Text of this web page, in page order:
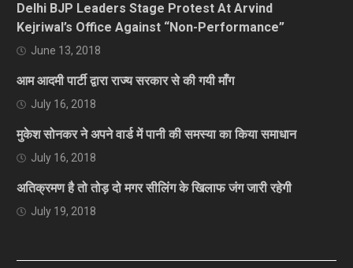
Delhi BJP Leaders Stage Protest At Arvind
Kejriwal’s Office Against “Non-Performance”
June 13, 2018
आम आदमी पार्टी द्वारा राज्य सरकार से की गयी माँग
July 16, 2018
मुकेश सोनकर ने अपने वार्ड में पानी की समस्या का किया समाधान
July 16, 2018
अतिक्रमण है तो तोड़ दो मगर सीलिंग के खिलाफ जंग जारी रहेगी
July 19, 2018